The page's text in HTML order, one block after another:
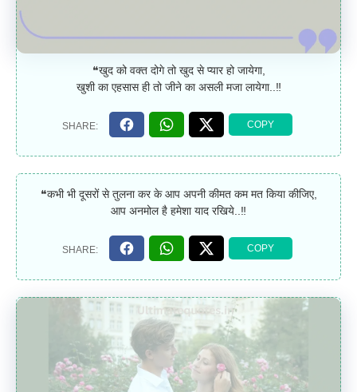
❝खुद को वक्त दोगे तो खुद से प्यार हो जायेगा,
खुशी का एहसास ही तो जीने का असली मजा लायेगा..‼
❝कभी भी दूसरों से तुलना कर के आप अपनी कीमत कम मत किया कीजिए,
आप अनमोल है हमेशा याद रखिये..‼